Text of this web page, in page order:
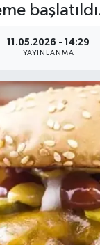
11.05.2026 - 14:29
YAYINLANMA